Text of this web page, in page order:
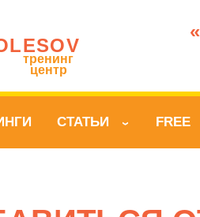
тренинг
центр
СТАТЬИ › FREE